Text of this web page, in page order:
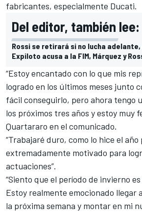
fabricantes, especialmente Ducati.
Del editor, también lee:
Rossi se retirará si no lucha
Expiloto acusa a la FIM, Márquez y
“Estoy encantado con lo que mis
logrado en los últimos meses junto
fácil conseguirlo, pero ahora tengo
los próximos tres años y estoy muy
Quartararo en el comunicado.
“Trabajaré duro, como lo hice el año
extremadamente motivado para
actuaciones”.
“Siento que el período de invierno
Estoy realmente emocionado llegar
la próxima semana y montar en mi